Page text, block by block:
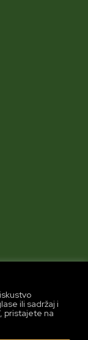
ili sadržaj i
pristajete na